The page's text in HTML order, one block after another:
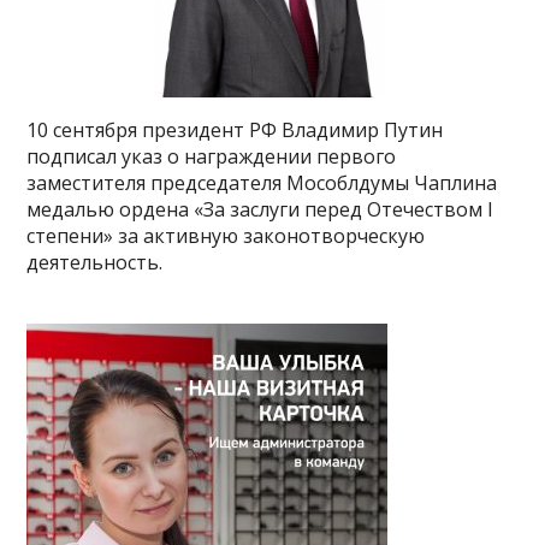
10 сентября президент РФ Владимир Путин
подписал указ о награждении первого
заместителя председателя Мособлдумы Чаплина
медалью ордена «За заслуги перед Отечеством I
степени» за активную законотворческую
деятельность.